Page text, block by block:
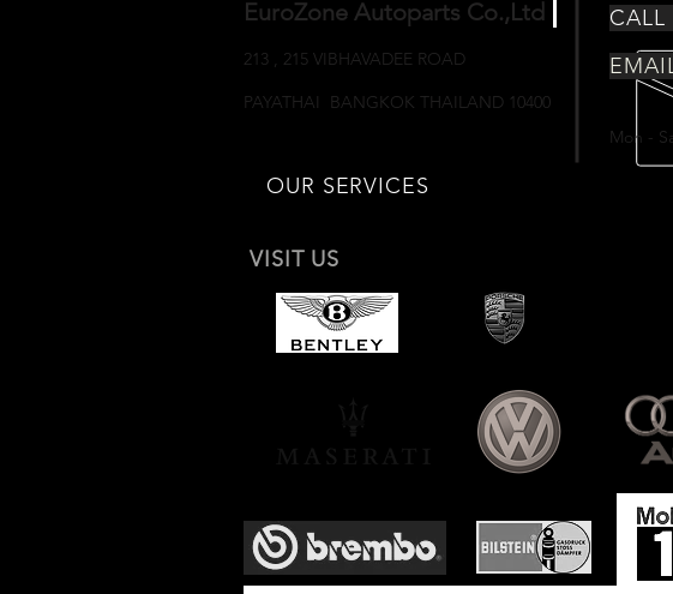
EuroZone Autoparts Co.,Ltd
213 , 215 VIBHAVADEE ROAD
PAYATHAI BANGKOK THAILAND 10400
OUR SERVICES
Mon -
CALL
VISIT US